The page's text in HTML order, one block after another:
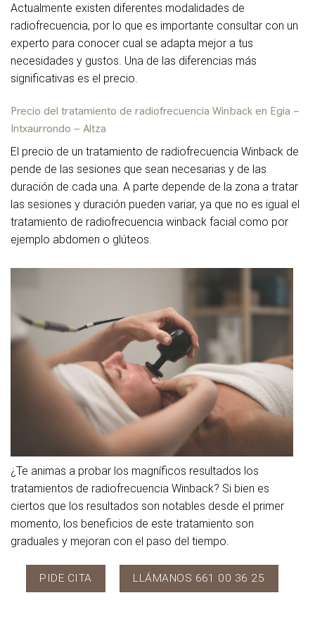
Actualmente existen diferentes modalidades de
radiofrecuencia, por lo que es importante consultar con un
experto para conocer cual se adapta mejor a tus
necesidades y gustos. Una de las diferencias más
significativas es el precio.
Precio del tratamiento de radiofrecuencia Winback en Egia –
Intxaurrondo – Altza
El precio de un tratamiento de radiofrecuencia Winback de
pende de las sesiones que sean necesarias y de las
duración de cada una. A parte depende de la zona a tratar
las sesiones y duración pueden variar, ya que no es igual el
tratamiento de radiofrecuencia winback facial como por
ejemplo abdomen o glúteos.
¿Te animas a probar los magníficos resultados los
tratamientos de radiofrecuencia Winback? Si bien es
ciertos que los resultados son notables desde el primer
momento, los beneficios de este tratamiento son
graduales y mejoran con el paso del tiempo.
PIDE CITA LLÁMANOS 661 00 36 25